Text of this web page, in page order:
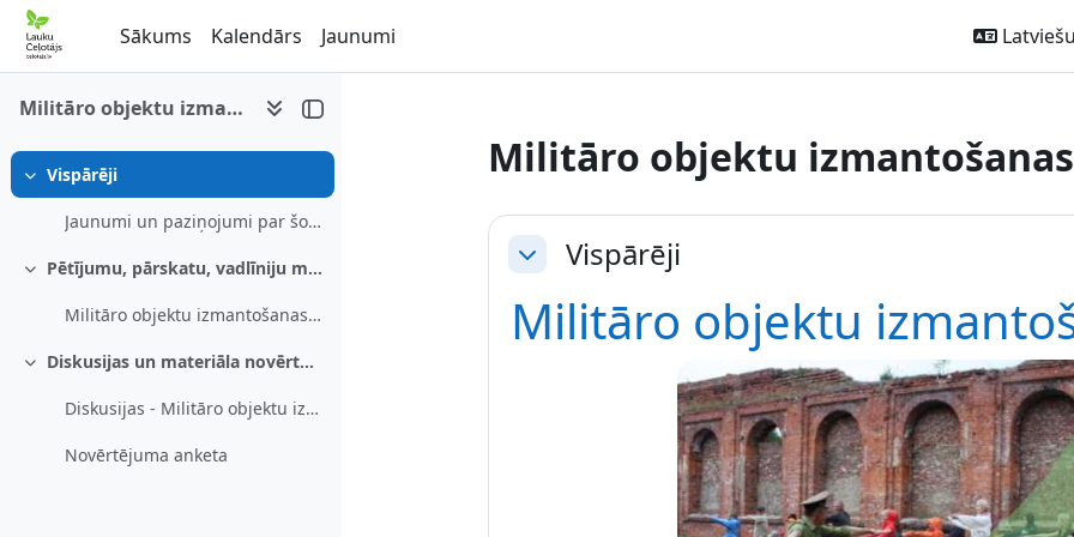
Atvērt galveno saturu
Sākums
Kalendārs Jaunumi
Militāro objektu izmantošanas vadlīnijas
Savērst
Vispārēji
Jaunumi un paziņojumi par šo e-mācību kursu
Savērst Pētījumu, pārskatu, vadlīniju materiāls
Militāro objektu izmantošanas vadlīnijas
Savērst Diskusijas un materiāla novērtējums
Diskusijas - Militāro objektu izmantošanas vadlīnijas
Novērtējuma anketa
Militāro objektu
Section outline
SavērstVispārēji
Militāro objektu